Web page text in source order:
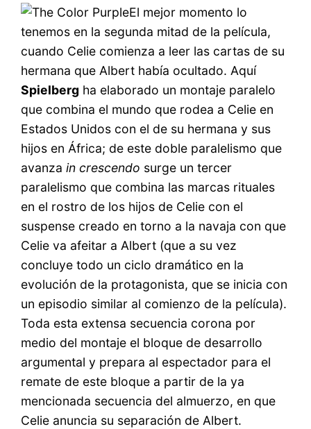
El mejor momento lo
tenemos en la segunda mitad de la película,
cuando Celie comienza a leer las cartas de su
hermana que Albert había ocultado. Aquí
Spielberg ha elaborado un montaje paralelo
que combina el mundo que rodea a Celie en
Estados Unidos con el de su hermana y sus
hijos en África; de este doble paralelismo que
avanzain crescendo surge un tercer
paralelismo que combina las marcas rituales
en el rostro de los hijos de Celie con el
suspense creado en torno a la navaja con que
Celie va afeitar a Albert (que a su vez
concluye todo un ciclo dramático en la
evolución de la protagonista, que se inicia con
un episodio similar al comienzo de la película).
Toda esta extensa secuencia corona por
medio del montaje el bloque de desarrollo
argumental y prepara al espectador para el
remate de este bloque a partir de la ya
mencionada secuencia del almuerzo, en que
Celie anuncia su separación de Albert.